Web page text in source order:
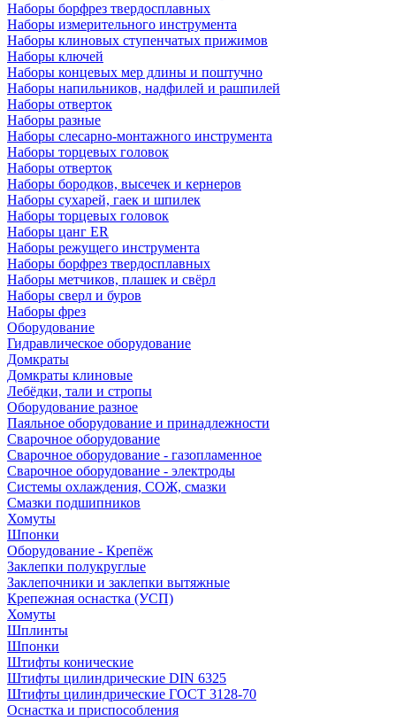
Наборы борфрез твердосплавных
Наборы измерительного инструмента
Наборы клиновых ступенчатых прижимов
Наборы ключей
Наборы концевых мер длины и поштучно
Наборы напильников, надфилей и рашпилей
Наборы отверток
Наборы разные
Наборы слесарно-монтажного инструмента
Наборы торцевых головок
Наборы отверток
Наборы бородков, высечек и кернеров
Наборы сухарей, гаек и шпилек
Наборы торцевых головок
Наборы цанг ER
Наборы режущего инструмента
Наборы борфрез твердосплавных
Наборы метчиков, плашек и свёрл
Наборы сверл и буров
Наборы фрез
Оборудование
Гидравлическое оборудование
Домкраты
Домкраты клиновые
Лебёдки, тали и стропы
Оборудование разное
Паяльное оборудование и принадлежности
Сварочное оборудование
Сварочное оборудование - газопламенное
Сварочное оборудование - электроды
Системы охлаждения, СОЖ, смазки
Смазки подшипников
Хомуты
Шпонки
Оборудование - Крепёж
Заклепки полукруглые
Заклепочники и заклепки вытяжные
Крепежная оснастка (УСП)
Хомуты
Шплинты
Шпонки
Штифты конические
Штифты цилиндрические DIN 6325
Штифты цилиндрические ГОСТ 3128-70
Оснастка и приспособления